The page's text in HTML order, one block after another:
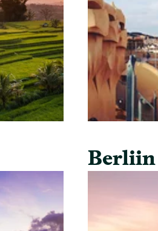
Berliin